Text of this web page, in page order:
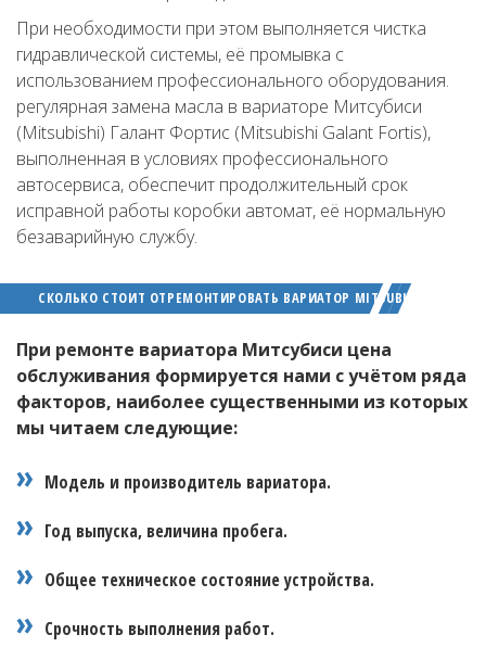
При необходимости при этом выполняется чистка
гидравлической системы, её промывка с
использованием профессионального оборудования.
регулярная замена масла в вариаторе Митсубиси
(Mitsubishi) Галант Фортис (Mitsubishi Galant Fortis),
выполненная в условиях профессионального
автосервиса, обеспечит продолжительный срок
исправной работы коробки автомат, её нормальную
безаварийную службу.
СКОЛЬКО СТОИТ ОТРЕМОНТИРОВАТЬ ВАРИАТОР MITSUBISHI
При ремонте вариатора Митсубиси цена
обслуживания формируется нами с учётом ряда
факторов, наиболее существенными из которых
мы читаем следующие:
Модель и производитель вариатора.
Год выпуска, величина пробега.
Общее техническое состояние устройства.
Срочность выполнения работ.